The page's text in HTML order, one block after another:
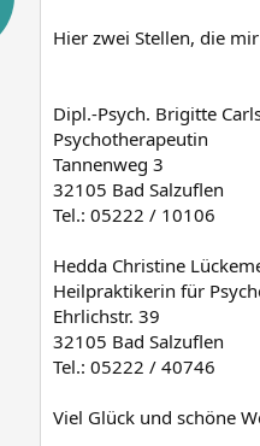
Hier zwei Stellen, die
Dipl.-Psych. Brigitte
Psychotherapeutin
Tannenweg 3
32105 Bad Salzuflen
Tel.: 05222 / 10106
Hedda Christine
Heilpraktikerin für
Ehrlichstr. 39
32105 Bad Salzuflen
Tel.: 05222 / 40746
Viel Glück und schöne